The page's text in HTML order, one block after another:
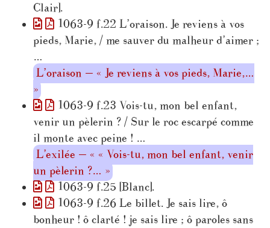
Clair].
1063-9 f.22 L’oraison. Je reviens à vos
pieds, Marie, / me sauver du malheur d’aimer ;
…
L’oraison — « Je reviens à vos pieds, Marie,…
»
1063-9 f.23 Vois-tu, mon bel enfant,
venir un pèlerin ? / Sur le roc escarpé comme
il monte avec peine ! …
L’exilée — « « Vois-tu, mon bel enfant, venir
un pèlerin ?… »
1063-9 f.25 [Blanc].
1063-9 f.26 Le billet. Je sais lire, ô
bonheur ! ô clarté ! je sais lire ; ô paroles sans